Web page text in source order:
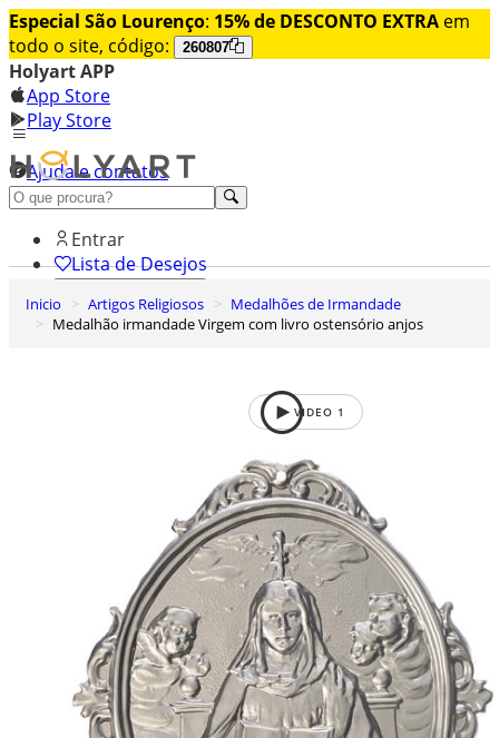
Especial São Lourenço: 15% de DESCONTO EXTRA em
todo o site, código:
260807
Holyart APP
App Store
Play Store
Ajuda e contatos
Conheça premium
Entrar
Lista de Desejos
0
Carrinho de Compras
Inicio Artigos Religiosos
Medalhões de Irmandade
Medalhão irmandade Virgem com livro ostensório anjos
VIDEO 1